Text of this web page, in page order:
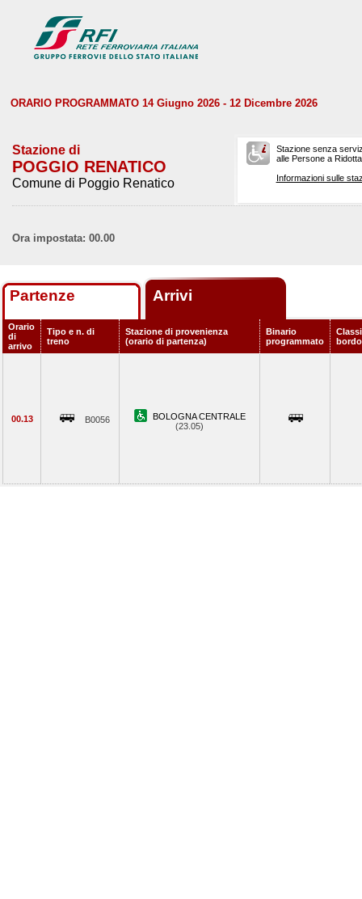
ORARIO PROGRAMMATO 14 Giugno 2026 - 12 Dicembre 2026
Stazione di
POGGIO RENATICO
Comune di Poggio Renatico
Stazione senza
alle Persone a
Informazioni sulle
Ora impostata: 00.00
Partenze Arrivi
Orario
di
arrivo
Tipo e n. di
treno
Stazione di provenienza
(orario di partenza)
Binario
programmato
bordo
00.13 B0056
BOLOGNA CENTRALE
(23.05)